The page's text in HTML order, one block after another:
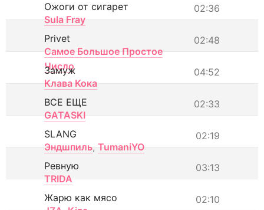
02:36
Ожоги от сигарет
Sula Fray
02:48
Privet
Самое Большое Простое
Число
04:52
Замуж
Клава Кока
02:33
ВСЕ ЕЩЕ
GATASKI
02:19
SLANG
Эндшпиль, TumaniYO
03:13
Ревную
TRIDA
02:10
Жарю как мясо